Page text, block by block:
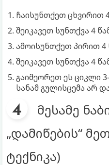
ჩაისუნთქეთ ცხვირით
შეიკავეთ სუნთქვა 4
ამოისუნთქეთ პირით 4
შეიკავეთ სუნთქვა 4
გაიმეორეთ ეს ციკლი
სანამ გულისცემა არ
მესამე
„დამიწების“
ტექნიკა)